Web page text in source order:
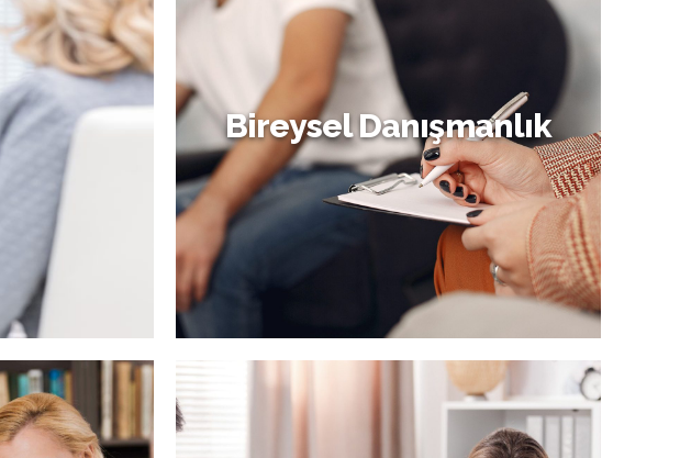
Bireysel Danışmanlık
Bireysel Danışmanlık